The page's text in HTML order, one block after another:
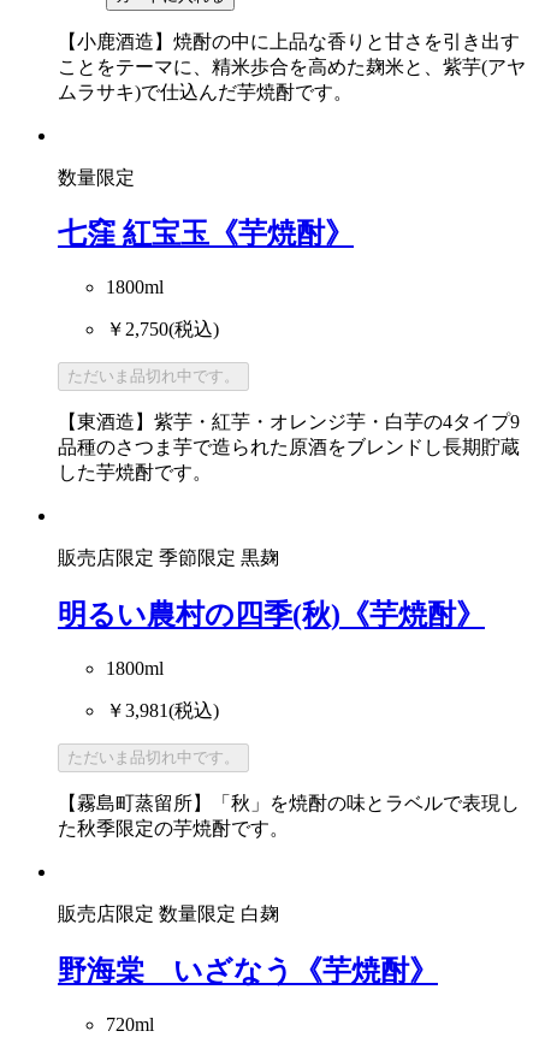
【小鹿酒造】焼酎の中に上品な香りと甘さを引き出す
ことをテーマに、精米歩合を高めた麹米と、紫芋(アヤ
ムラサキ)で仕込んだ芋焼酎です。
数量限定
七窪 紅宝玉《芋焼酎》
1800ml
￥2,750(税込)
ただいま品切れ中です。
【東酒造】紫芋・紅芋・オレンジ芋・白芋の4タイプ9
品種のさつま芋で造られた原酒をブレンドし長期貯蔵
した芋焼酎です。
販売店限定 季節限定 黒麹
明るい農村の四季(秋)《芋焼酎》
1800ml
￥3,981(税込)
ただいま品切れ中です。
【霧島町蒸留所】「秋」を焼酎の味とラベルで表現し
た秋季限定の芋焼酎です。
販売店限定 数量限定 白麹
野海棠 いざなう《芋焼酎》
720ml